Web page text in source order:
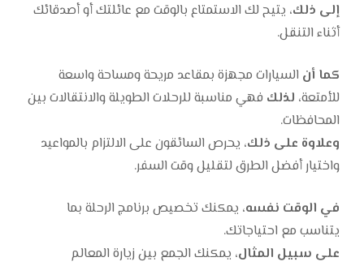
إلى ذلك، يتيح لك الاستمتاع بالوقت مع عائلتك أو أصدقائك
أثناء التنقل.
كما أن السيارات مجهزة بمقاعد مريحة ومساحة واسعة
للأمتعة، لذلك فهي مناسبة للرحلات الطويلة والانتقالات بين
المحافظات.
وعلاوة على ذلك، يحرص السائقون على الالتزام بالمواعيد
واختيار أفضل الطرق لتقليل وقت السفر.
في الوقت نفسه، يمكنك تخصيص برنامج الرحلة بما
يتناسب مع احتياجاتك.
على سبيل المثال، يمكنك الجمع بين زيارة المعالم